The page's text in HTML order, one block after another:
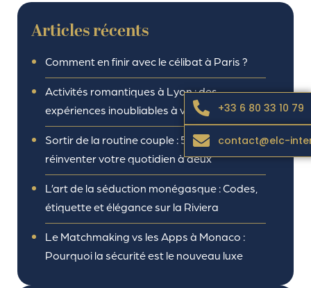
Articles récents
Comment en finir avec le célibat à Paris ?
Activités romantiques à Lyon : des
expériences inoubliables à vivre en couple
Sortir de la routine couple : 5 idées pour
réinventer votre quotidien à deux
L’art de la séduction monégasque : Codes,
étiquette et élégance sur la Riviera
Le Matchmaking vs les Apps à Monaco :
Pourquoi la sécurité est le nouveau luxe
+33 6 80 33 10 79
contact@elc-